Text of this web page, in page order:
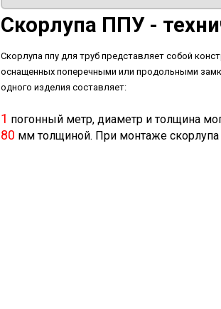
Скорлупа ППУ -
Скорлупа ппу для труб представляет собой
оснащенных поперечными или продольными
одного изделия составляет:
1 погонный метр, диаметр и толщина
80 мм толщиной. При монтаже